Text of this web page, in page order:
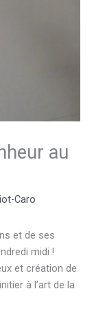
au
Caro
et de ses
midi !
et création de
à l’art de la